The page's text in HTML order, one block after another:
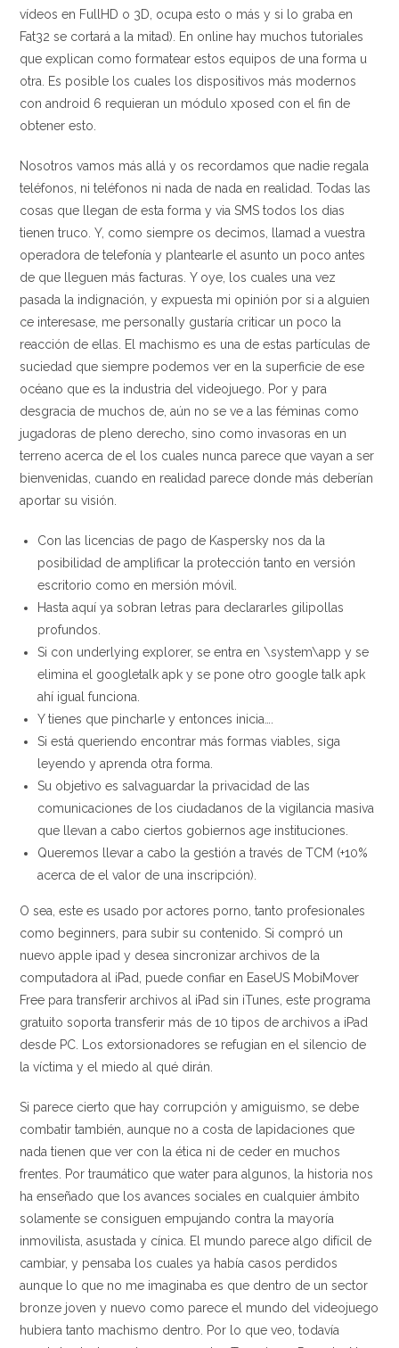
vídeos en FullHD o 3D, ocupa esto o más y si lo graba en
Fat32 se cortará a la mitad). En online hay muchos tutoriales
que explican como formatear estos equipos de una forma u
otra. Es posible los cuales los dispositivos más modernos
con android 6 requieran un módulo xposed con el fin de
obtener esto.
Nosotros vamos más allá y os recordamos que nadie regala
teléfonos, ni teléfonos ni nada de nada en realidad. Todas las
cosas que llegan de esta forma y via SMS todos los dias
tienen truco. Y, como siempre os decimos, llamad a vuestra
operadora de telefonía y plantearle el asunto un poco antes
de que lleguen más facturas. Y oye, los cuales una vez
pasada la indignación, y expuesta mi opinión por si a alguien
ce interesase, me personally gustaría criticar un poco la
reacción de ellas. El machismo es una de estas partículas de
suciedad que siempre podemos ver en la superficie de ese
océano que es la industria del videojuego. Por y para
desgracia de muchos de, aún no se ve a las féminas como
jugadoras de pleno derecho, sino como invasoras en un
terreno acerca de el los cuales nunca parece que vayan a ser
bienvenidas, cuando en realidad parece donde más deberían
aportar su visión.
Con las licencias de pago de Kaspersky nos da la
posibilidad de amplificar la protección tanto en versión
escritorio como en mersión móvil.
Hasta aquí ya sobran letras para declararles gilipollas
profundos.
Si con underlying explorer, se entra en \system\app y se
elimina el googletalk apk y se pone otro google talk apk
ahí igual funciona.
Y tienes que pincharle y entonces inicia….
Si está queriendo encontrar más formas viables, siga
leyendo y aprenda otra forma.
Su objetivo es salvaguardar la privacidad de las
comunicaciones de los ciudadanos de la vigilancia masiva
que llevan a cabo ciertos gobiernos age instituciones.
Queremos llevar a cabo la gestión a través de TCM (+10%
acerca de el valor de una inscripción).
O sea, este es usado por actores porno, tanto profesionales
como beginners, para subir su contenido. Si compró un
nuevo apple ipad y desea sincronizar archivos de la
computadora al iPad, puede confiar en EaseUS MobiMover
Free para transferir archivos al iPad sin iTunes, este programa
gratuito soporta transferir más de 10 tipos de archivos a iPad
desde PC. Los extorsionadores se refugian en el silencio de
la víctima y el miedo al qué dirán.
Si parece cierto que hay corrupción y amiguismo, se debe
combatir también, aunque no a costa de lapidaciones que
nada tienen que ver con la ética ni de ceder en muchos
frentes. Por traumático que water para algunos, la historia nos
ha enseñado que los avances sociales en cualquier ámbito
solamente se consiguen empujando contra la mayoría
inmovilista, asustada y cínica. El mundo parece algo difícil de
cambiar, y pensaba los cuales ya había casos perdidos
aunque lo que no me imaginaba es que dentro de un sector
bronze joven y nuevo como parece el mundo del videojuego
hubiera tanto machismo dentro. Por lo que veo, todavía